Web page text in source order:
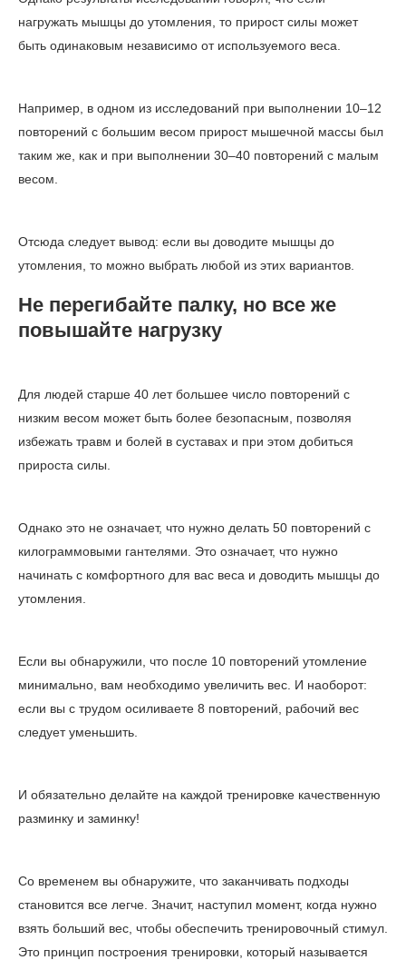
нагружать мышцы до утомления, то прирост силы может
быть одинаковым независимо от используемого веса.
Например, в одном из исследований при выполнении 10–12
повторений с большим весом прирост мышечной массы был
таким же, как и при выполнении 30–40 повторений с малым
весом.
Отсюда следует вывод: если вы доводите мышцы до
утомления, то можно выбрать любой из этих вариантов.
Не перегибайте палку, но все же
повышайте нагрузку
Для людей старше 40 лет большее число повторений с
низким весом может быть более безопасным, позволяя
избежать травм и болей в суставах и при этом добиться
прироста силы.
Однако это не означает, что нужно делать 50 повторений с
килограммовыми гантелями. Это означает, что нужно
начинать с комфортного для вас веса и доводить мышцы до
утомления.
Если вы обнаружили, что после 10 повторений утомление
минимально, вам необходимо увеличить вес. И наоборот:
если вы с трудом осиливаете 8 повторений, рабочий вес
следует уменьшить.
И обязательно делайте на каждой тренировке качественную
разминку и заминку!
Со временем вы обнаружите, что заканчивать подходы
становится все легче. Значит, наступил момент, когда нужно
взять больший вес, чтобы обеспечить тренировочный стимул.
Это принцип построения тренировки, который называется